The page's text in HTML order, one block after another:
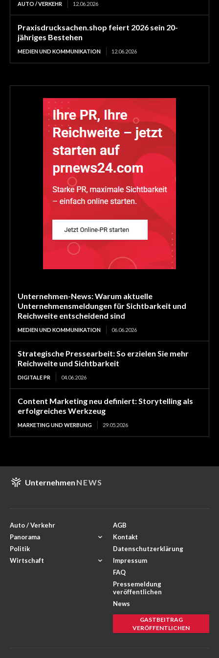
AUTO / VERKEHR 12.06.2026
Praxisdrucksachen.shop feiert 2026 sein 20-
jähriges Bestehen
MEDIEN UND KOMMUNIKATION 12.06.2026
Unternehmen-News: Warum aktuelle
Unternehmensmeldungen für Sichtbarkeit und
Reichweite entscheidend sind
MEDIEN UND KOMMUNIKATION 06.06.2026
Strategische Pressearbeit: So erzielen Sie mehr
Reichweite und Sichtbarkeit
DIGITALE PR 04.06.2026
Content Marketing neu definiert: Storytelling als
erfolgreiches Werkzeug
MARKETING UND WERBUNG 29.05.2026
Unternehmen NEWS
Auto / Verkehr
Panorama
Politik
Wirtschaft
AGB
Kontakt
Datenschutzerklärung
Impressum
FAQ
Pressemeldung
veröffentlichen
News
GASTBEITRAG
VERÖFFENTLICHEN